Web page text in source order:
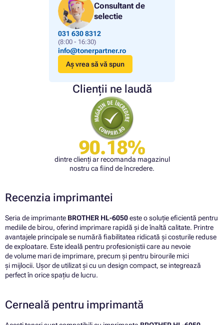
Consultant de
selectie
031 630 8312
(8:00 - 16:30)
info@tonerpartner.ro
Aș vrea să vă spun
Clienții ne laudă
90.18%
dintre clienți ar recomanda magazinul
nostru ca fiind de încredere.
Recenzia imprimantei
Seria de imprimante BROTHER HL-6050este o soluție eficientă pentru
mediile de birou, oferind imprimare rapidă și de înaltă calitate. Printre
avantajele principale se numără fiabilitatea ridicată și costurile reduse
de exploatare. Este ideală pentru profesioniștii care au nevoie
de volume mari de imprimare, precum și pentru birourile mici
și mijlocii. Ușor de utilizat și cu un design compact, se integrează
perfect în orice spațiu de lucru.
Cerneală pentru imprimantă